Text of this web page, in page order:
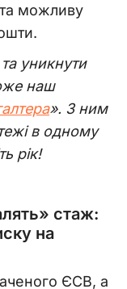
можливу
уникнути
наш
». З ним
в одному
рік!
стаж:
на
ЄСВ, а